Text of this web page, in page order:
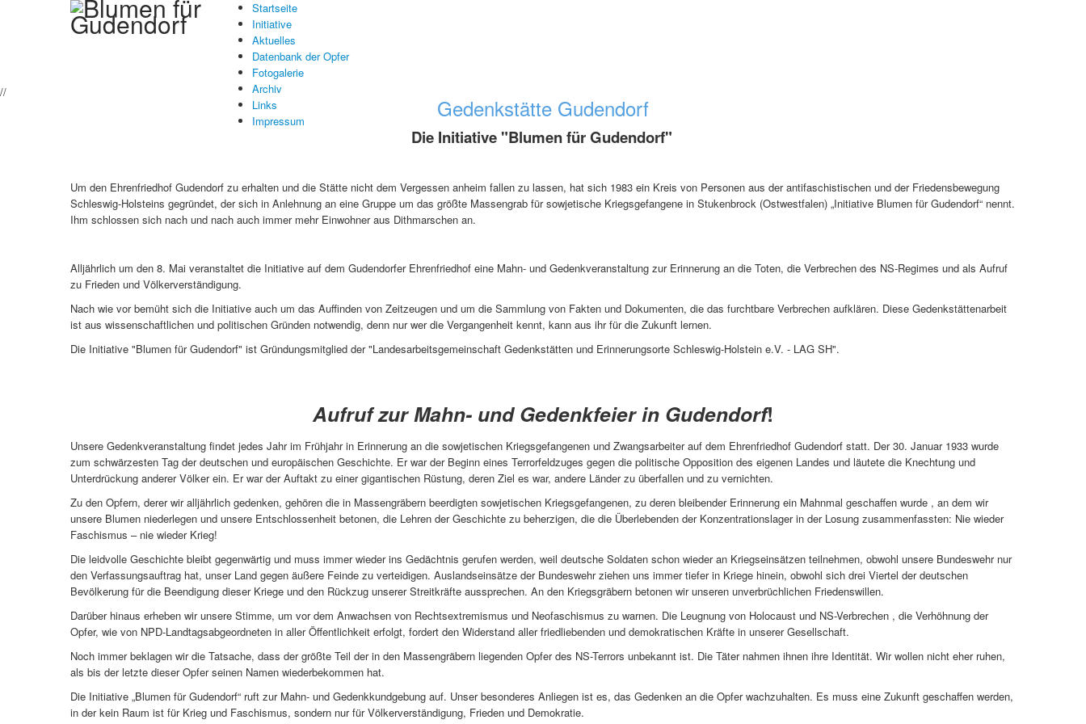
//
Startseite
Initiative
Aktuelles
Datenbank der Opfer
Fotogalerie
Archiv
Links
Impressum
Gedenkstätte Gudendorf
Die Initiative "Blumen für Gudendorf"
Um den Ehrenfriedhof Gudendorf zu erhalten und die Stätte nicht dem Vergessen anheim fallen zu lassen, hat sich 1983 ein Kreis von Personen aus der antifaschistischen und der Friedensbewegung
Schleswig-Holsteins gegründet, der sich in Anlehnung an eine Gruppe um das größte Massengrab für sowjetische Kriegsgefangene in Stukenbrock (Ostwestfalen) „Initiative Blumen für Gudendorf“ nennt.
Ihm schlossen sich nach und nach auch immer mehr Einwohner aus Dithmarschen an.
Alljährlich um den 8. Mai veranstaltet die Initiative auf dem Gudendorfer Ehrenfriedhof eine Mahn- und Gedenkveranstaltung zur Erinnerung an die Toten, die Verbrechen des NS-Regimes und als Aufruf
zu Frieden und Völkerverständigung.
Nach wie vor bemüht sich die Initiative auch um das Auffinden von Zeitzeugen und um die Sammlung von Fakten und Dokumenten, die das furchtbare Verbrechen aufklären. Diese Gedenkstättenarbeit
ist aus wissenschaftlichen und politischen Gründen notwendig, denn nur wer die Vergangenheit kennt, kann aus ihr für die Zukunft lernen.
Die Initiative "Blumen für Gudendorf" ist Gründungsmitglied der "Landesarbeitsgemeinschaft Gedenkstätten und Erinnerungsorte Schleswig-Holstein e.V. - LAG SH".
Aufruf zur Mahn- und Gedenkfeier in Gudendorf!
Unsere Gedenkveranstaltung findet jedes Jahr im Frühjahr in Erinnerung an die sowjetischen Kriegsgefangenen und Zwangsarbeiter auf dem Ehrenfriedhof Gudendorf statt. Der 30. Januar 1933 wurde
zum schwärzesten Tag der deutschen und europäischen Geschichte. Er war der Beginn eines Terrorfeldzuges gegen die politische Opposition des eigenen Landes und läutete die Knechtung und
Unterdrückung anderer Völker ein. Er war der Auftakt zu einer gigantischen Rüstung, deren Ziel es war, andere Länder zu überfallen und zu vernichten.
Zu den Opfern, derer wir alljährlich gedenken, gehören die in Massengräbern beerdigten sowjetischen Kriegsgefangenen, zu deren bleibender Erinnerung ein Mahnmal geschaffen wurde , an dem wir
unsere Blumen niederlegen und unsere Entschlossenheit betonen, die Lehren der Geschichte zu beherzigen, die die Überlebenden der Konzentrationslager in der Losung zusammenfassten: Nie wieder
Faschismus – nie wieder Krieg!
Die leidvolle Geschichte bleibt gegenwärtig und muss immer wieder ins Gedächtnis gerufen werden, weil deutsche Soldaten schon wieder an Kriegseinsätzen teilnehmen, obwohl unsere Bundeswehr nur
den Verfassungsauftrag hat, unser Land gegen äußere Feinde zu verteidigen. Auslandseinsätze der Bundeswehr ziehen uns immer tiefer in Kriege hinein, obwohl sich drei Viertel der deutschen
Bevölkerung für die Beendigung dieser Kriege und den Rückzug unserer Streitkräfte aussprechen. An den Kriegsgräbern betonen wir unseren unverbrüchlichen Friedenswillen.
Darüber hinaus erheben wir unsere Stimme, um vor dem Anwachsen von Rechtsextremismus und Neofaschismus zu warnen. Die Leugnung von Holocaust und NS-Verbrechen , die Verhöhnung der
Opfer, wie von NPD-Landtagsabgeordneten in aller Öffentlichkeit erfolgt, fordert den Widerstand aller friedliebenden und demokratischen Kräfte in unserer Gesellschaft.
Noch immer beklagen wir die Tatsache, dass der größte Teil der in den Massengräbern liegenden Opfer des NS-Terrors unbekannt ist. Die Täter nahmen ihnen ihre Identität. Wir wollen nicht eher ruhen,
als bis der letzte dieser Opfer seinen Namen wiederbekommen hat.
Die Initiative „Blumen für Gudendorf“ ruft zur Mahn- und Gedenkkundgebung auf. Unser besonderes Anliegen ist es, das Gedenken an die Opfer wachzuhalten. Es muss eine Zukunft geschaffen werden,
in der kein Raum ist für Krieg und Faschismus, sondern nur für Völkerverständigung, Frieden und Demokratie.